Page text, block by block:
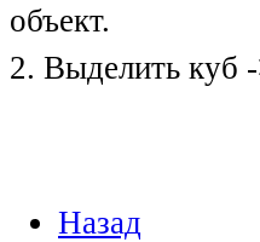
объект.
2. Выделить куб
Назад